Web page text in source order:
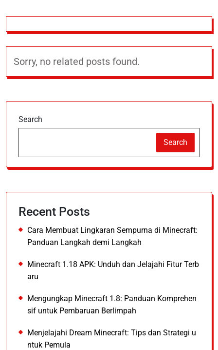
Sorry, no related posts found.
Search
Search
Recent Posts
Cara Membuat Lingkaran Sempurna di Minecraft:
Panduan Langkah demi Langkah
Minecraft 1.18 APK: Unduh dan Jelajahi Fitur Terb
aru
Mengungkap Minecraft 1.8: Panduan Komprehen
sif untuk Pembaruan Berlimpah
Menjelajahi Dream Minecraft: Tips dan Strategi u
ntuk Pemula